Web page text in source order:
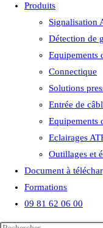
Produits
Signalisation
Détection de
Equipements
Connectique
Solutions
Entrée de
Equipements
Eclairages
Outillages et
Document à
Formations
09 81 62 06 00